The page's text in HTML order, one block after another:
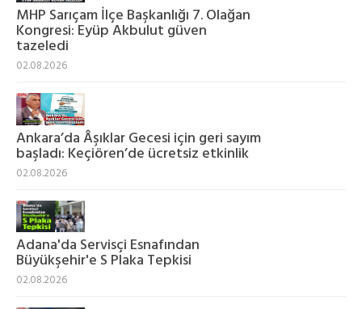
MHP Sarıçam İlçe Başkanlığı 7. Olağan
Kongresi: Eyüp Akbulut güven
tazeledi
02.08.2026
Ankara’da Âşıklar Gecesi için geri sayım
başladı: Keçiören’de ücretsiz etkinlik
02.08.2026
Adana'da Servisçi Esnafından
Büyükşehir'e S Plaka Tepkisi
02.08.2026